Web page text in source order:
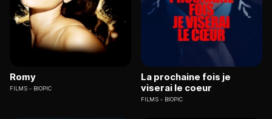
Romy
FILMS BIOPIC
La prochaine fois je
viserai le coeur
FILMS BIOPIC